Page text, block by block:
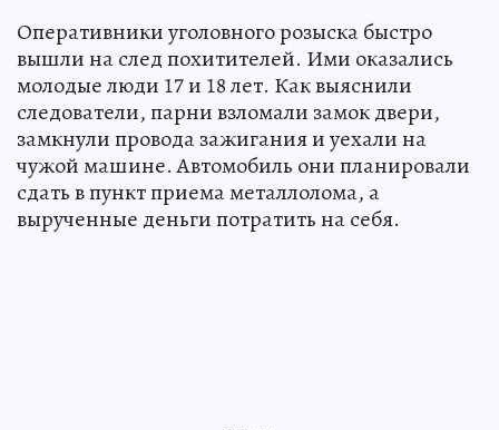
Оперативники уголовного розыска быстро
вышли на след похитителей. Ими оказались
молодые люди 17 и 18 лет. Как выяснили
следователи, парни взломали замок двери,
замкнули провода зажигания и уехали на
чужой машине. Автомобиль они планировали
сдать в пункт приема металлолома, а
вырученные деньги потратить на себя.